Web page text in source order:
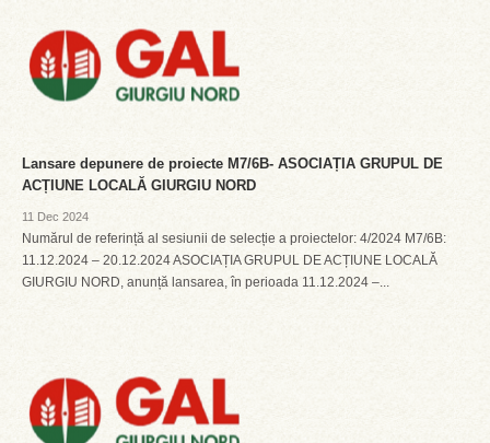
Lansare depunere de proiecte M7/6B- ASOCIAȚIA GRUPUL DE
ACȚIUNE LOCALĂ GIURGIU NORD
11 Dec 2024
Numărul de referință al sesiunii de selecție a proiectelor: 4/2024 M7/6B:
11.12.2024 – 20.12.2024 ASOCIAȚIA GRUPUL DE ACȚIUNE LOCALĂ
GIURGIU NORD, anunță lansarea, în perioada 11.12.2024 –...